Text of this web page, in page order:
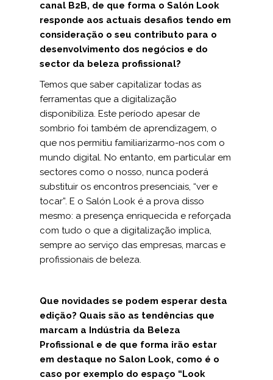
canal B2B, de que forma o Salón Look
responde aos actuais desafios tendo em
consideração o seu contributo para o
desenvolvimento dos negócios e do
sector da beleza profissional?
Temos que saber capitalizar todas as
ferramentas que a digitalização
disponibiliza. Este período apesar de
sombrio foi também de aprendizagem, o
que nos permitiu familiarizarmo-nos com o
mundo digital. No entanto, em particular em
sectores como o nosso, nunca poderá
substituir os encontros presenciais, “ver e
tocar”. E o Salón Look é a prova disso
mesmo: a presença enriquecida e reforçada
com tudo o que a digitalização implica,
sempre ao serviço das empresas, marcas e
profissionais de beleza.
Que novidades se podem esperar desta
edição? Quais são as tendências que
marcam a Indústria da Beleza
Profissional e de que forma irão estar
em destaque no Salon Look, como é o
caso por exemplo do espaço “Look